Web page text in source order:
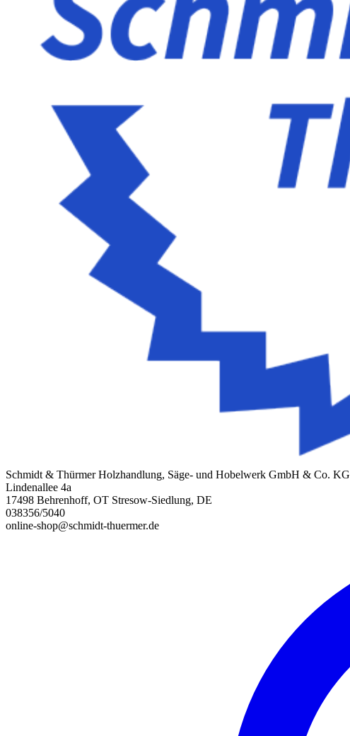
Schmidt & Thürmer Holzhandlung, Säge- und Hobelwerk GmbH & Co. KG
Lindenallee 4a
17498 Behrenhoff, OT Stresow-Siedlung, DE
038356/5040
online-shop@schmidt-thuermer.de